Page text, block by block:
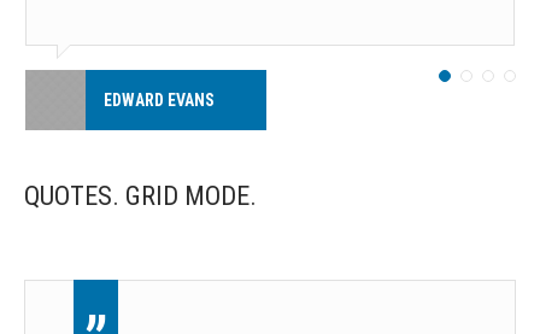
EDWARD EVANS
QUOTES. GRID MODE.